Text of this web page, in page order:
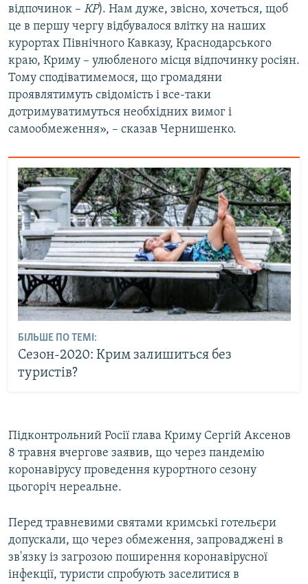
відпочинок – КР). Нам дуже, звісно, хочеться, щоб
це в першу чергу відбувалося влітку на наших
курортах Північного Кавказу, Краснодарського
краю, Криму – улюбленого місця відпочинку росіян.
Тому сподіватимемося, що громадяни
проявлятимуть свідомість і все-таки
дотримуватимуться необхідних вимог і
самообмеження», – сказав Чернишенко.
БІЛЬШЕ ПО ТЕМІ:
Сезон-2020: Крим залишиться без
туристів?
Підконтрольний Росії глава Криму Сергій Аксенов
8 травня вчергове заявив, що через пандемію
коронавірусу проведення курортного сезону
цьогоріч нереальне.
Перед травневими святами кримські готельєри
допускали, що через обмеження, запроваджені в
зв'язку із загрозою поширення коронавірусної
інфекції, туристи спробують заселитися в